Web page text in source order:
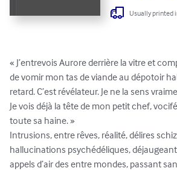
Usually printed
« J’entrevois Aurore derrière la vitre et
de vomir mon tas de viande au dépotoir
retard. C’est révélateur. Je ne la sens
Je vois déjà la tête de mon petit chef,
toute sa haine. »
Intrusions, entre rêves, réalité, délires
hallucinations psychédéliques,
appels d’air des entre mondes, passant